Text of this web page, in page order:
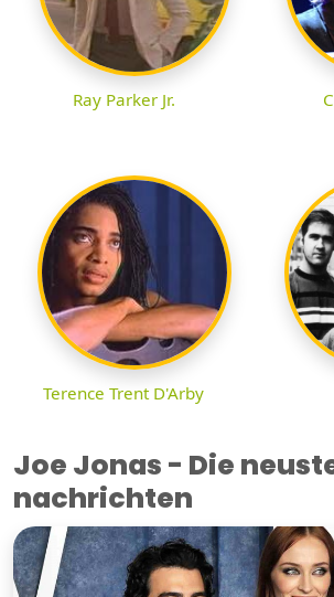
Ray Parker Jr.
Terence Trent D'Arby
Joe Jonas - Die
nachrichten